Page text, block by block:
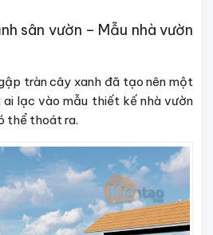
sân vườn – Mẫu nhà vườn
tràn cây xanh đã tạo nên một
lạc vào mẫu thiết kế nhà vườn
thể thoát ra.